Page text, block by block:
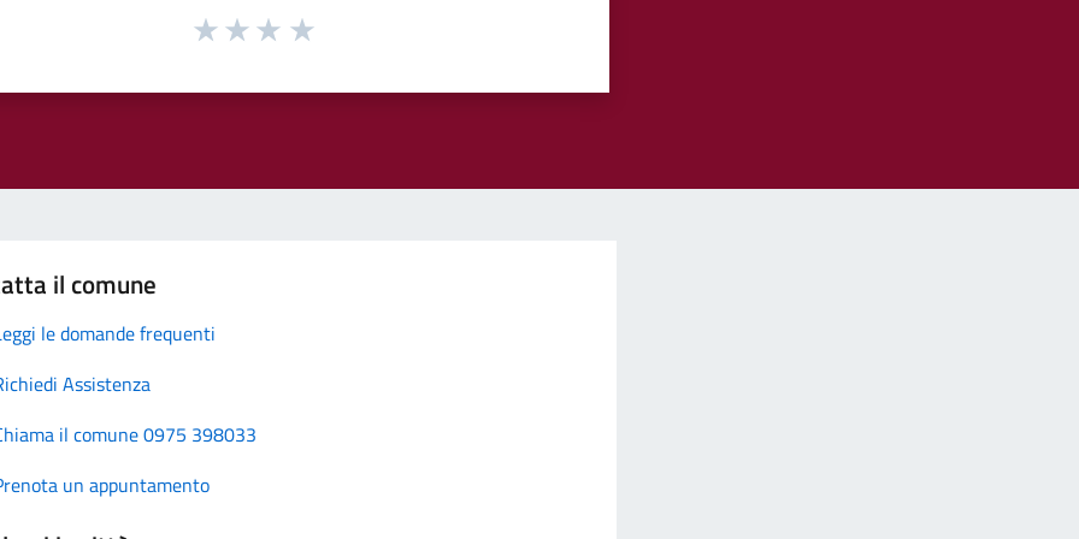
il comune
le domande frequenti
Assistenza
il comune 0975 398033
un appuntamento